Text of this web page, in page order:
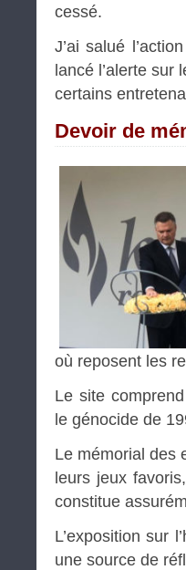
cessé.
J’ai salué
lancé l’alerte
certains
Devoir de
où reposent les
Le site
le génocide de
Le mémorial des
leurs jeux
constitue
L’exposition sur
une source de